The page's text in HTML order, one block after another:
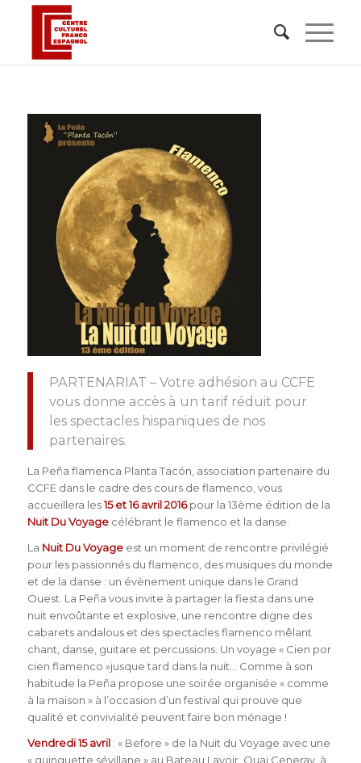
PARTENARIAT – Votre adhésion au CCFE
vous donne accès à un tarif réduit pour
les spectacles hispaniques de nos
partenaires.
La Peña flamenca Planta Tacón, association partenaire du
CCFE dans le cadre des cours de flamenco, vous
accueillera les15 et 16 avril 2016pour la 13ème édition de la
Nuit Du Voyagecélébrant le flamenco et la danse.
La Nuit Du Voyageest un moment de rencontre privilégié
pour les passionnés du flamenco, des musiques du monde
et de la danse : un évènement unique dans le Grand
Ouest. La Peña vous invite à partager la fiesta dans une
nuit envoûtante et explosive, une rencontre digne des
cabarets andalous et des spectacles flamenco mêlant
chant, danse, guitare et percussions. Un voyage « Cien por
cien flamenco »jusque tard dans la nuit… Comme à son
habitude la Peña propose une soirée organisée « comme
à la maison » à l’occasion d’un festival qui prouve que
qualité et convivialité peuvent faire bon ménage !
Vendredi 15 avril: « Before » de la Nuit du Voyage avec une
« guinguette sévillane » au Bateau Lavoir, Quai Ceneray, à